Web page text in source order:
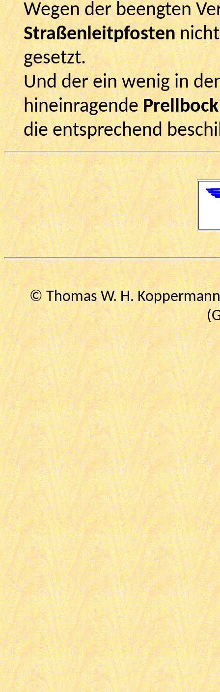
Wegen der beengten
Straßenleitpfostennicht
gesetzt.
Und der ein wenig in
hineinragendePrellbock
die entsprechend
© Thomas W. H.